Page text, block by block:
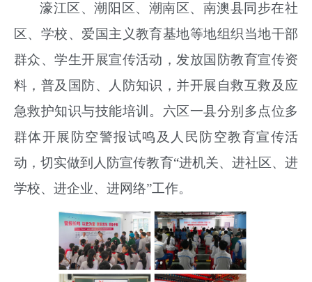
濠江区、潮阳区、潮南区、南澳县同步在社
区、学校、爱国主义教育基地等地组织当地干部
群众、学生开展宣传活动，发放国防教育宣传资
料，普及国防、人防知识，并开展自救互救及应
急救护知识与技能培训。六区一县分别多点位多
群体开展防空警报试鸣及人民防空教育宣传活
动，切实做到人防宣传教育“进机关、进社区、进
学校、进企业、进网络”工作。